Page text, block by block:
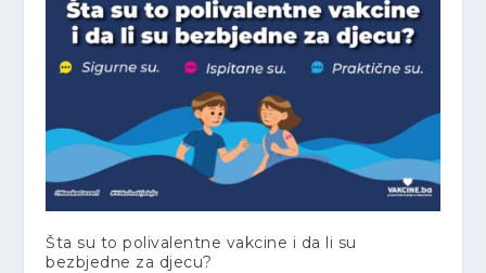
Šta su to polivalentne vakcine i da li su
bezbjedne za djecu?